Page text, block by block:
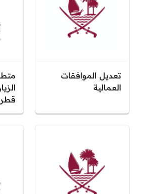
تعديل الموافقات
العمالية
قطر